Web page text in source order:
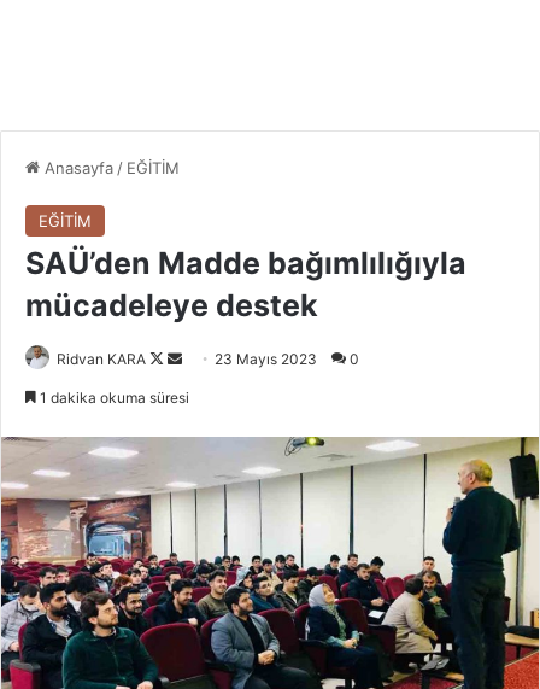
Anasayfa / EĞİTİM
EĞİTİM
SAÜ’den Madde bağımlılığıyla
mücadeleye destek
Ridvan KARA
Follow
Bir
23 Mayıs 2023 0
1 dakika okuma süresi